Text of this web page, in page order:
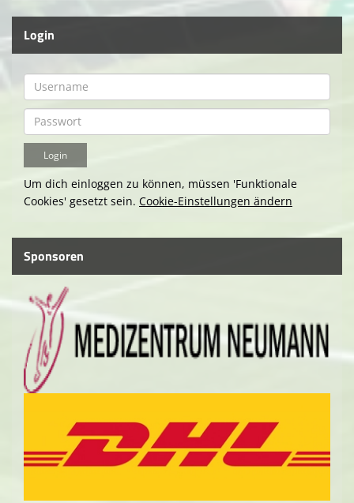
Login
Um dich einloggen zu können, müssen 'Funktionale
Cookies' gesetzt sein. Cookie-Einstellungen ändern
Sponsoren